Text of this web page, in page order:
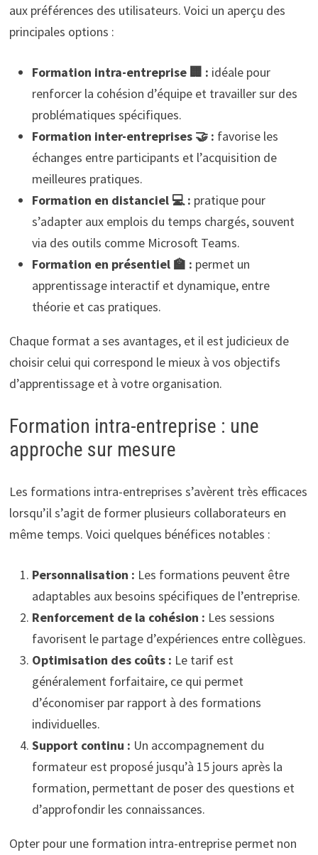
aux préférences des utilisateurs. Voici un aperçu des
principales options :
Formation intra-entreprise 🏢 : idéale pour
renforcer la cohésion d’équipe et travailler sur des
problématiques spécifiques.
Formation inter-entreprises 🤝 : favorise les
échanges entre participants et l’acquisition de
meilleures pratiques.
Formation en distanciel 💻 : pratique pour
s’adapter aux emplois du temps chargés, souvent
via des outils comme Microsoft Teams.
Formation en présentiel 🏫 : permet un
apprentissage interactif et dynamique, entre
théorie et cas pratiques.
Chaque format a ses avantages, et il est judicieux de
choisir celui qui correspond le mieux à vos objectifs
d’apprentissage et à votre organisation.
Formation intra-entreprise : une
approche sur mesure
Les formations intra-entreprises s’avèrent très efficaces
lorsqu’il s’agit de former plusieurs collaborateurs en
même temps. Voici quelques bénéfices notables :
Personnalisation : Les formations peuvent être
adaptables aux besoins spécifiques de l’entreprise.
Renforcement de la cohésion : Les sessions
favorisent le partage d’expériences entre collègues.
Optimisation des coûts : Le tarif est
généralement forfaitaire, ce qui permet
d’économiser par rapport à des formations
individuelles.
Support continu : Un accompagnement du
formateur est proposé jusqu’à 15 jours après la
formation, permettant de poser des questions et
d’approfondir les connaissances.
Opter pour une formation intra-entreprise permet non